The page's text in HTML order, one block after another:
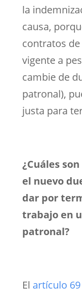
la
causa,
contratos
vigente a
cambie de
patronal),
justa para
¿Cuáles
el nuevo
dar por
trabajo en
patronal?
El artículo 69